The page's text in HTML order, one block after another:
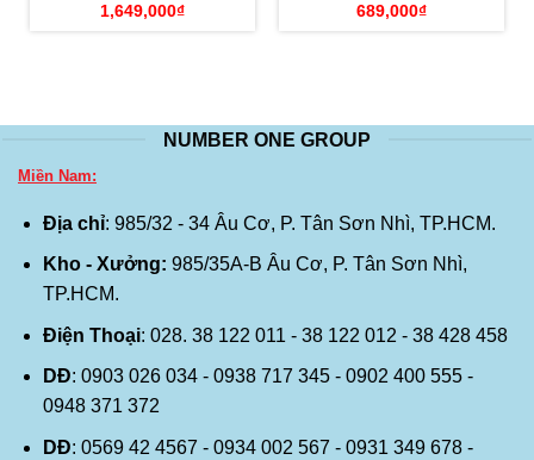
1,649,000₫
689,000₫
NUMBER ONE GROUP
Miền Nam:
Địa chỉ: 985/32 - 34 Âu Cơ, P. Tân Sơn Nhì, TP.HCM.
Kho - Xưởng: 985/35A-B Âu Cơ, P. Tân Sơn Nhì,
TP.HCM.
Điện Thoại: 028. 38 122 011 - 38 122 012 - 38 428 458
DĐ: 0903 026 034 - 0938 717 345 - 0902 400 555 -
0948 371 372
DĐ: 0569 42 4567 - 0934 002 567 - 0931 349 678 -